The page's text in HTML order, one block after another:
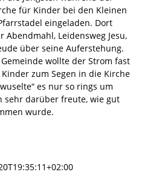
für Kinder bei den Kleinen
eingeladen. Dort
Leidensweg Jesu,
über seine Auferstehung.
wollte der Strom fast
zum Segen in die Kirche
es nur so rings um
sehr darüber freute, wie gut
wurde.